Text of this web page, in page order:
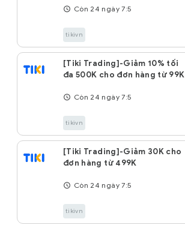
Còn 24 ngày 7:5
tikivn
[Tiki Trading]-Giảm 10% tối
đa 500K cho đơn hàng từ 99K
Còn 24 ngày 7:5
tikivn
[Tiki Trading]-Giảm 30K cho
đơn hàng từ 499K
Còn 24 ngày 7:5
tikivn